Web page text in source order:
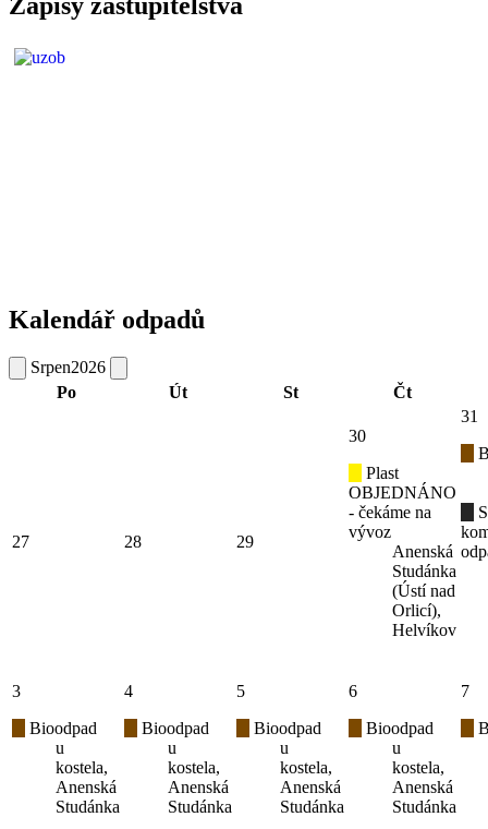
Kalendář odpadů
Srpen2026
Po
Út St Čt
27 28 29
30
Plast
OBJEDNÁNO
- čekáme na
vývoz
Anenská
Studánka
(Ústí nad
Orlicí),
Helvíkov
31
3
Bioodpad
u
kostela,
Anenská
Studánka
4
Bioodpad
u
kostela,
Anenská
Studánka
5
Bioodpad
u
kostela,
Anenská
Studánka
6
Bioodpad
u
kostela,
Anenská
Studánka
7